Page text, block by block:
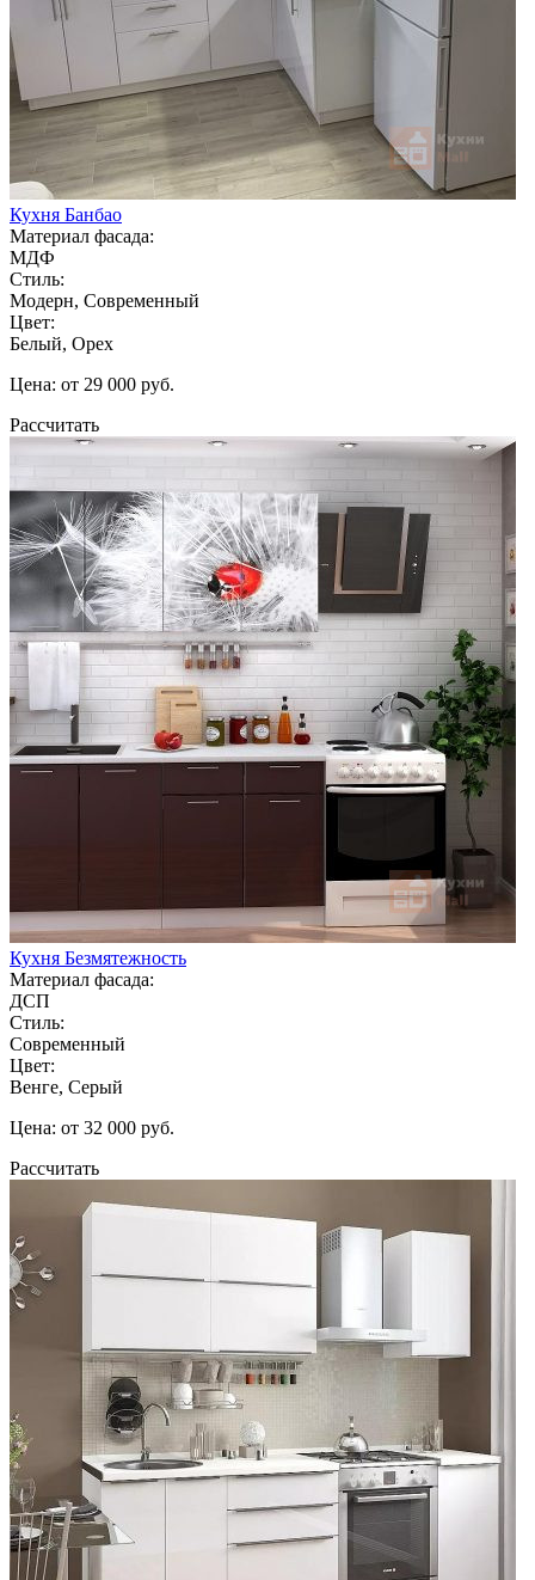
Кухня Банбао
Материал фасада:
МДФ
Стиль:
Модерн, Современный
Цвет:
Белый, Орех
Цена: от 29 000 руб.
Рассчитать
Кухня Безмятежность
Материал фасада:
ДСП
Стиль:
Современный
Цвет:
Венге, Серый
Цена: от 32 000 руб.
Рассчитать